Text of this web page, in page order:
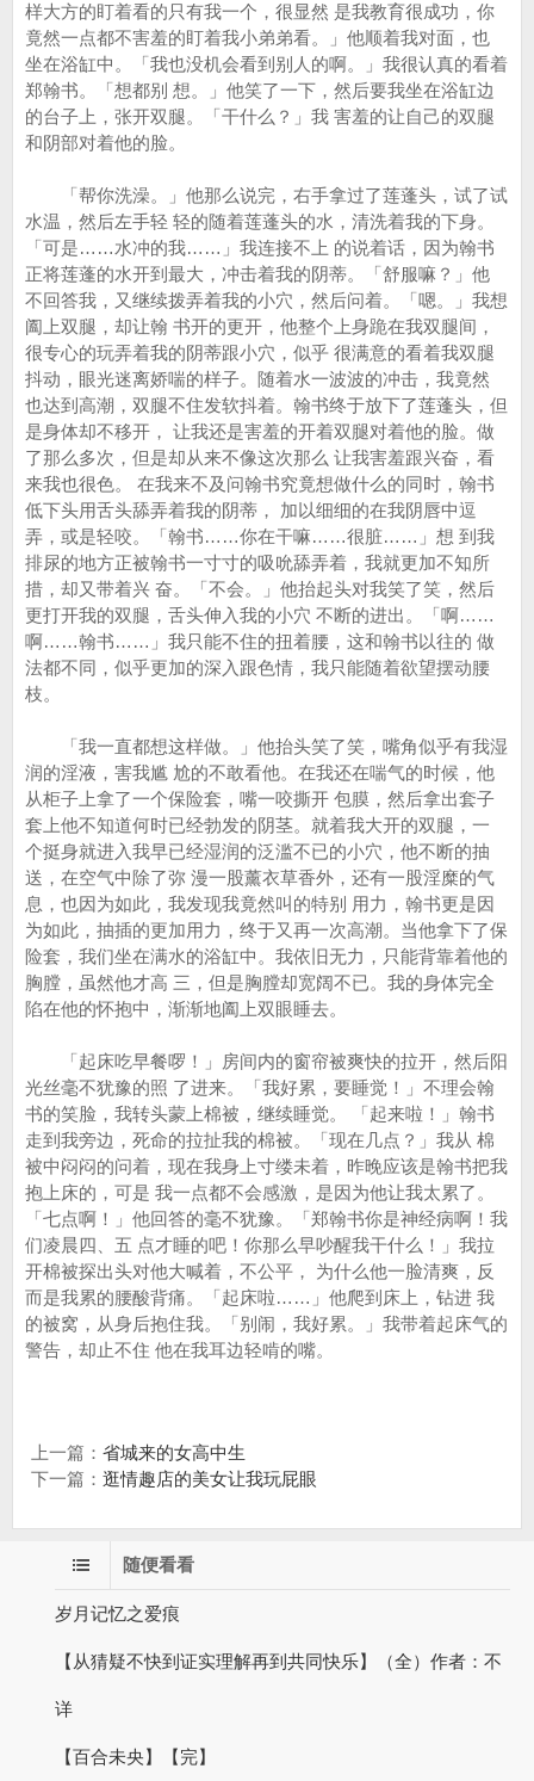
样大方的盯着看的只有我一个，很显然 是我教育很成功，你
竟然一点都不害羞的盯着我小弟弟看。」他顺着我对面，也
坐在浴缸中。「我也没机会看到别人的啊。」我很认真的看着
郑翰书。「想都别 想。」他笑了一下，然后要我坐在浴缸边
的台子上，张开双腿。「干什么？」我 害羞的让自己的双腿
和阴部对着他的脸。
「帮你洗澡。」他那么说完，右手拿过了莲蓬头，试了试
水温，然后左手轻 轻的随着莲蓬头的水，清洗着我的下身。
「可是……水冲的我……」我连接不上 的说着话，因为翰书
正将莲蓬的水开到最大，冲击着我的阴蒂。「舒服嘛？」他
不回答我，又继续拨弄着我的小穴，然后问着。「嗯。」我想
阖上双腿，却让翰 书开的更开，他整个上身跪在我双腿间，
很专心的玩弄着我的阴蒂跟小穴，似乎 很满意的看着我双腿
抖动，眼光迷离娇喘的样子。随着水一波波的冲击，我竟然
也达到高潮，双腿不住发软抖着。翰书终于放下了莲蓬头，但
是身体却不移开， 让我还是害羞的开着双腿对着他的脸。做
了那么多次，但是却从来不像这次那么 让我害羞跟兴奋，看
来我也很色。 在我来不及问翰书究竟想做什么的同时，翰书
低下头用舌头舔弄着我的阴蒂， 加以细细的在我阴唇中逗
弄，或是轻咬。「翰书……你在干嘛……很脏……」想 到我
排尿的地方正被翰书一寸寸的吸吮舔弄着，我就更加不知所
措，却又带着兴 奋。「不会。」他抬起头对我笑了笑，然后
更打开我的双腿，舌头伸入我的小穴 不断的进出。「啊……
啊……翰书……」我只能不住的扭着腰，这和翰书以往的 做
法都不同，似乎更加的深入跟色情，我只能随着欲望摆动腰
枝。
「我一直都想这样做。」他抬头笑了笑，嘴角似乎有我湿
润的淫液，害我尴 尬的不敢看他。在我还在喘气的时候，他
从柜子上拿了一个保险套，嘴一咬撕开 包膜，然后拿出套子
套上他不知道何时已经勃发的阴茎。就着我大开的双腿，一
个挺身就进入我早已经湿润的泛滥不已的小穴，他不断的抽
送，在空气中除了弥 漫一股薰衣草香外，还有一股淫糜的气
息，也因为如此，我发现我竟然叫的特别 用力，翰书更是因
为如此，抽插的更加用力，终于又再一次高潮。当他拿下了保
险套，我们坐在满水的浴缸中。我依旧无力，只能背靠着他的
胸膛，虽然他才高 三，但是胸膛却宽阔不已。我的身体完全
陷在他的怀抱中，渐渐地阖上双眼睡去。
「起床吃早餐啰！」房间内的窗帘被爽快的拉开，然后阳
光丝毫不犹豫的照 了进来。「我好累，要睡觉！」不理会翰
书的笑脸，我转头蒙上棉被，继续睡觉。 「起来啦！」翰书
走到我旁边，死命的拉扯我的棉被。「现在几点？」我从 棉
被中闷闷的问着，现在我身上寸缕未着，昨晚应该是翰书把我
抱上床的，可是 我一点都不会感激，是因为他让我太累了。
「七点啊！」他回答的毫不犹豫。「郑翰书你是神经病啊！我
们凌晨四、五 点才睡的吧！你那么早吵醒我干什么！」我拉
开棉被探出头对他大喊着，不公平， 为什么他一脸清爽，反
而是我累的腰酸背痛。「起床啦……」他爬到床上，钻进 我
的被窝，从身后抱住我。「别闹，我好累。」我带着起床气的
警告，却止不住 他在我耳边轻啃的嘴。
上一篇： 省城来的女高中生
下一篇： 逛情趣店的美女让我玩屁眼
随便看看
岁月记忆之爱痕
【从猜疑不快到证实理解再到共同快乐】（全）作者：不
详
【百合未央】【完】